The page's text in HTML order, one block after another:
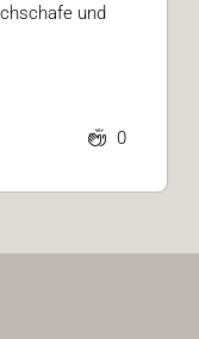
und
0